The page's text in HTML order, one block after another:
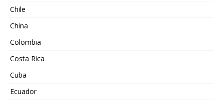
Chile
China
Colombia
Costa Rica
Cuba
Ecuador